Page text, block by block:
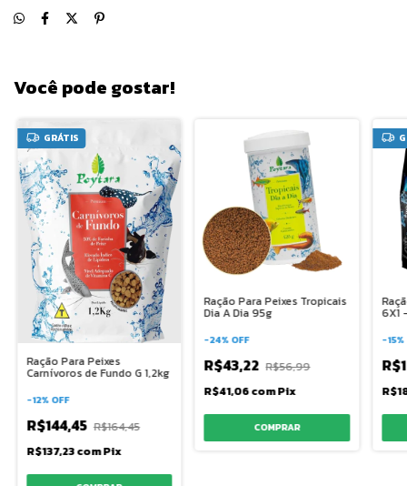
Você pode gostar!
GRÁTIS
Ração Para Peixes
Carnívoros de Fundo G 1,2kg
-12% OFF
R$144,45 R$164,45
R$137,23comPix
Ração Para Peixes Tropicais
Dia A Dia 95g
-24% OFF
R$43,22 R$56,99
R$41,06comPix
6X1
-15%